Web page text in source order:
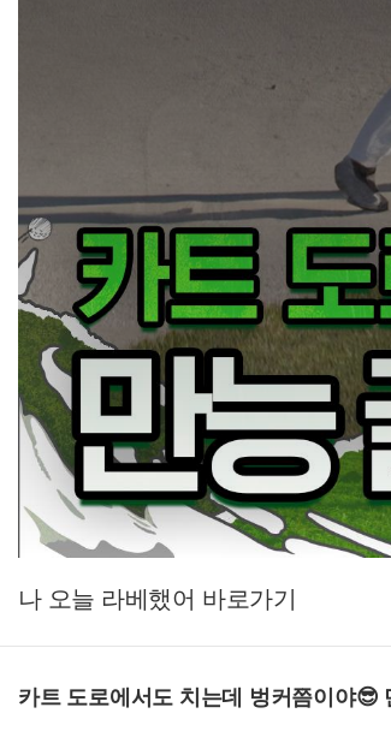
나 오늘 라베했어
카트 도로에서도 치는데 벙커쯤이야😎